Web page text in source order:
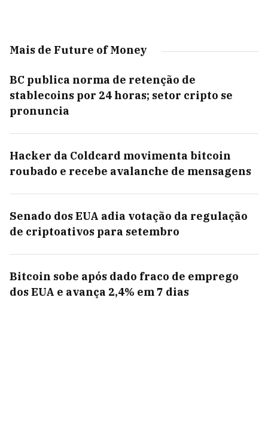
Mais de Future of Money
BC publica norma de retenção de
stablecoins por 24 horas; setor cripto se
pronuncia
Hacker da Coldcard movimenta bitcoin
roubado e recebe avalanche de mensagens
Senado dos EUA adia votação da regulação
de criptoativos para setembro
Bitcoin sobe após dado fraco de emprego
dos EUA e avança 2,4% em 7 dias